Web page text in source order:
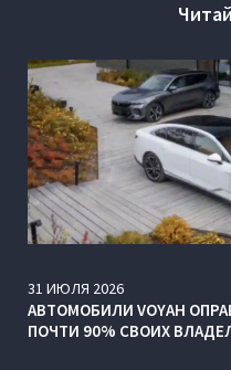
31 ИЮЛЯ 2026
АВТОМОБИЛИ VOYAH
ПОЧТИ 90% СВОИХ